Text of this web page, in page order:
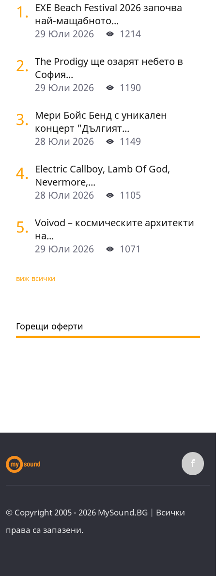
1. EXE Beach Festival 2026 започва
най-мащабното...
29 Юли 2026
1214
2. The Prodigy ще озарят небето в
София...
29 Юли 2026
1190
3. Мери Бойс Бенд с уникален
концерт "Дългият...
28 Юли 2026
1149
4. Electric Callboy, Lamb Of God,
Nevermore,...
28 Юли 2026
1105
5. Voivod – космическите архитекти
на...
29 Юли 2026
1071
виж всички
Горещи оферти
© Copyright 2005 - 2026 MySound.BG | Всички
права са запазени.